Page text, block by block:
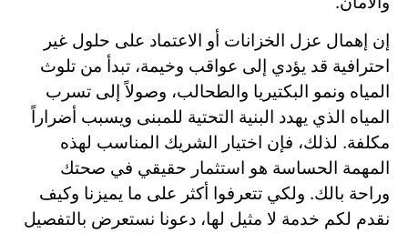
إن إهمال عزل الخزانات أو الاعتماد على حلول غير
احترافية قد يؤدي إلى عواقب وخيمة، تبدأ من تلوث
المياه ونمو البكتيريا والطحالب، وصولاً إلى تسرب
المياه الذي يهدد البنية التحتية للمبنى ويسبب أضراراً
مكلفة. لذلك، فإن اختيار الشريك المناسب لهذه
المهمة الحساسة هو استثمار حقيقي في صحتك
وراحة بالك. ولكي تتعرفوا أكثر على ما يميزنا وكيف
نقدم لكم خدمة لا مثيل لها، دعونا نستعرض بالتفصيل